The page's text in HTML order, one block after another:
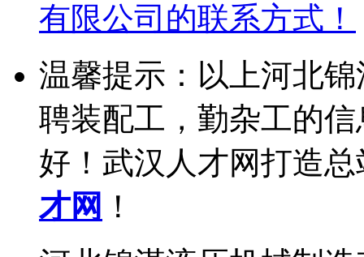
有限公司的联系方式！
温馨提示：以上河北
聘装配工，勤杂工的
好！武汉人才网打造
才网 ！